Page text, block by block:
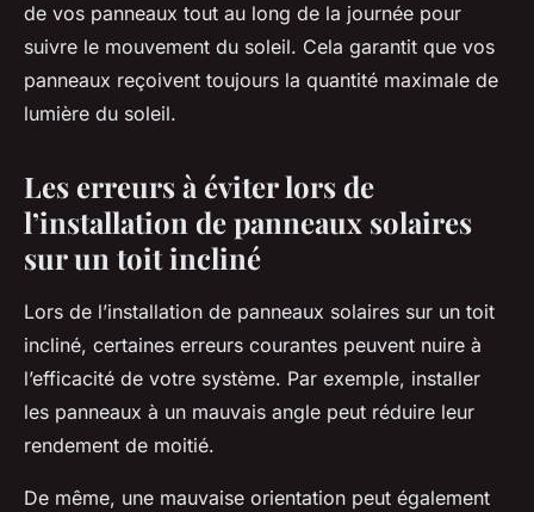
de vos panneaux tout au long de la journée pour
suivre le mouvement du soleil. Cela garantit que vos
panneaux reçoivent toujours la quantité maximale de
lumière du soleil.
Les erreurs à éviter lors de
l’installation de panneaux solaires
sur un toit incliné
Lors de l’installation de panneaux solaires sur un toit
incliné, certaines erreurs courantes peuvent nuire à
l’efficacité de votre système. Par exemple, installer
les panneaux à un mauvais angle peut réduire leur
rendement de moitié.
De même, une mauvaise orientation peut également